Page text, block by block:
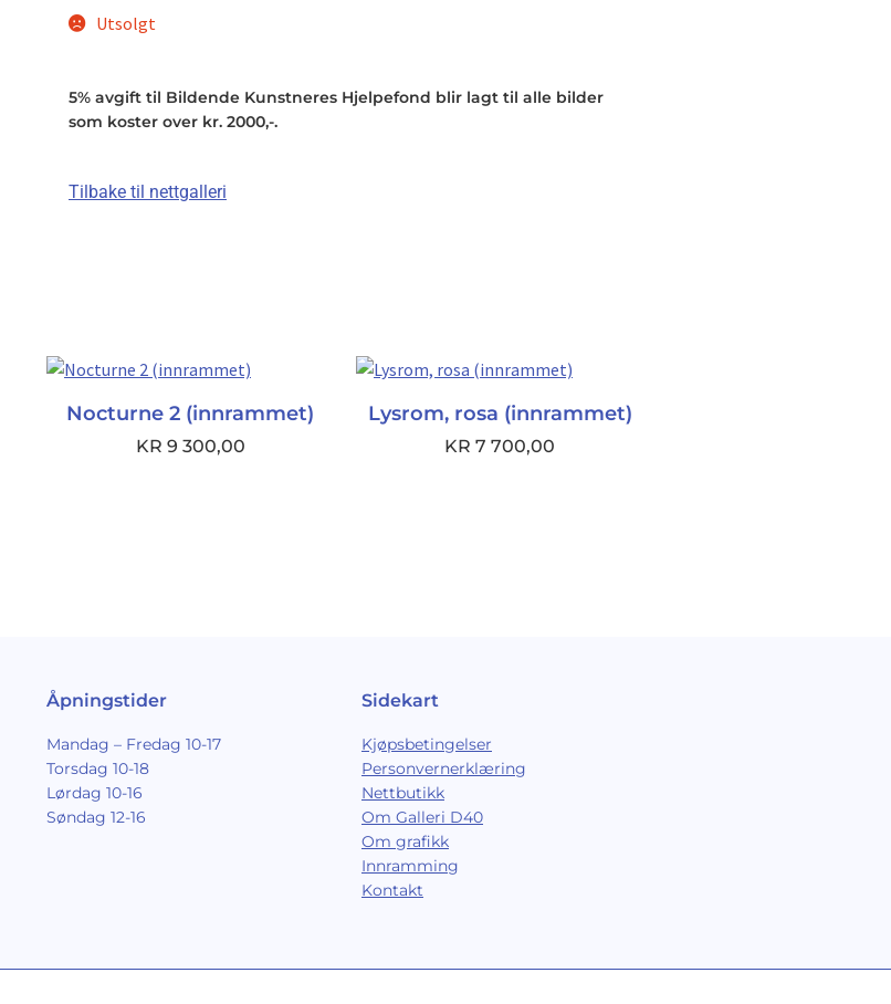
Utsolgt
5% avgift til Bildende Kunstneres Hjelpefond blir lagt til alle bilder
som koster over kr. 2000,-.
Tilbake til nettgalleri
Nocturne 2 (innrammet)
KR 9 300,00
Lysrom, rosa (innrammet)
KR 7 700,00
Åpningstider
Mandag – Fredag 10-17
Torsdag 10-18
Lørdag 10-16
Søndag 12-16
Sidekart
Kjøpsbetingelser
Personvernerklæring
Nettbutikk
Om Galleri D40
Om grafikk
Innramming
Kontakt